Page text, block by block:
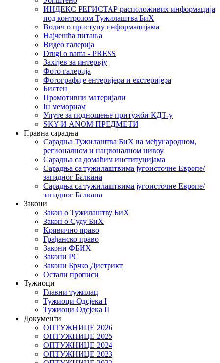
ИНДЕКС РЕГИСТАР расположивих информација
под контролом Тужилаштва БиХ
Водич о приступу информацијама
Најчешћа питања
Видео галерија
Drugi o nama - PRESS
Захтјев за интервју
Фото галерија
Фотографије ентеријера и екстеријера
Билтен
Промотивни материјали
Iн мемориам
Упуте за подношење притужби КДТ-у
SKY И ANOM ПРЕДМЕТИ
Правна сарадња
Сарадња Тужилаштва БиХ на међународном,
регионалном и националном нивоу
Сарадња са домаћим институцијама
Сарадња са тужилаштвима југоисточне Европе/
западног Балкана
Сарадња са тужилаштвима југоисточне Европе/
западног Балкана
Закони
Закон о Тужилаштву БиХ
Закон о Суду БиХ
Кривично право
Грађанско право
Закони ФБИХ
Закони РС
Закони Брчко Дистрикт
Остали прописи
Тужиоци
Главни тужилац
Тужиоци Oдсјекa I
Тужиоци Oдсјекa II
Документи
ОПТУЖНИЦЕ 2026
ОПТУЖНИЦЕ 2025
ОПТУЖНИЦЕ 2024
ОПТУЖНИЦЕ 2023